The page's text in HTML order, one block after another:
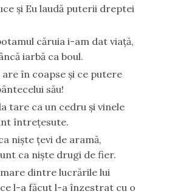
şi Eu laudă puterii dreptei
căruia i-am dat viaţă,
iarbă ca boul.
în coapse şi ce putere
său!
tare ca un cedru şi vinele
întreţesute.
nişte ţevi de aramă,
ca nişte drugi de fier.
dintre lucrările lui
ce l-a făcut l-a înzestrat cu o